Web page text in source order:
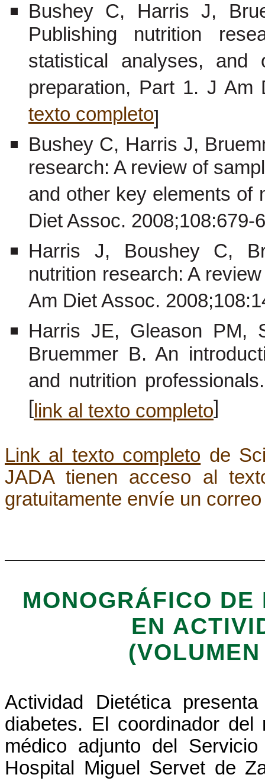
Bushey C, Harris J,
Publishing nutrition
statistical analyses, and
preparation, Part 1. J Am
texto completo]
Bushey C, Harris J,
research: A review of
and other key elements of
Diet Assoc. 2008;108:679-
Harris J, Boushey C,
nutrition research: A
Am Diet Assoc.
Harris JE, Gleason PM,
Bruemmer B. An
and nutrition
[ link al texto completo]
Link al texto completo de
JADA tienen acceso al
gratuitamente envíe un
MONOGRÁFICO
EN
Actividad Dietética
diabetes. El coordinador del
médico adjunto del
Hospital Miguel Servet de